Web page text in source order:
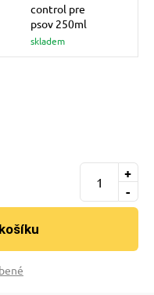
control pre
psov 250ml
skladem
-
+